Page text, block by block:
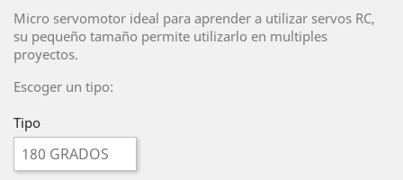
Micro servomotor ideal para aprender a utilizar servos RC,
su pequeño tamaño permite utilizarlo en multiples
proyectos.
Escoger un tipo:
Tipo